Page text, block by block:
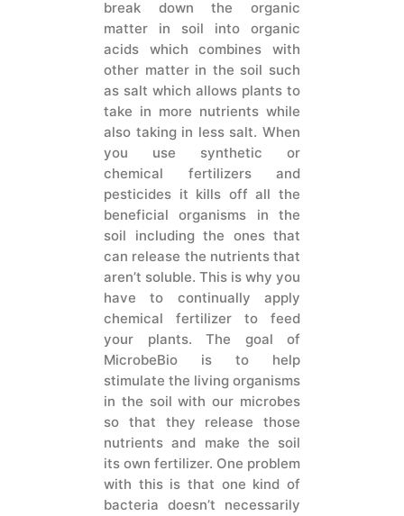
break down the organic
matter in soil into organic
acids which combines with
other matter in the soil such
as salt which allows plants to
take in more nutrients while
also taking in less salt. When
you use synthetic or
chemical fertilizers and
pesticides it kills off all the
beneficial organisms in the
soil including the ones that
can release the nutrients that
aren’t soluble. This is why you
have to continually apply
chemical fertilizer to feed
your plants. The goal of
MicrobeBio is to help
stimulate the living organisms
in the soil with our microbes
so that they release those
nutrients and make the soil
its own fertilizer. One problem
with this is that one kind of
bacteria doesn’t necessarily